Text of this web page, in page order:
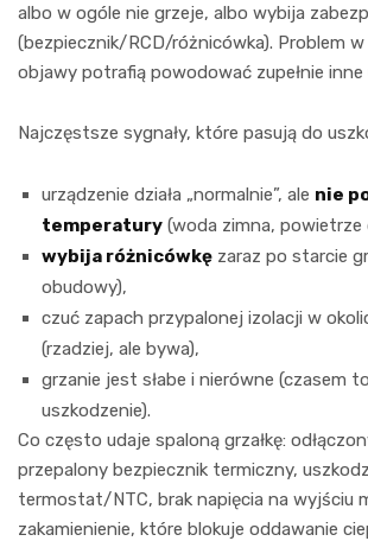
albo w ogóle nie grzeje, albo wybija
(bezpiecznik/RCD/różnicówka). Problem
objawy potrafią powodować zupełnie inne
Najczęstsze sygnały, które pasują do
urządzenie działa „normalnie”, ale nie
temperatury (woda zimna, powietrze
wybija różnicówkę zaraz po starcie
obudowy),
czuć zapach przypalonej izolacji w
(rzadziej, ale bywa),
grzanie jest słabe i nierówne (czasem
uszkodzenie).
Co często udaje spaloną grzałkę:
przepalony bezpiecznik termiczny,
termostat/NTC, brak napięcia na wyjściu
zakamienienie, które blokuje oddawanie